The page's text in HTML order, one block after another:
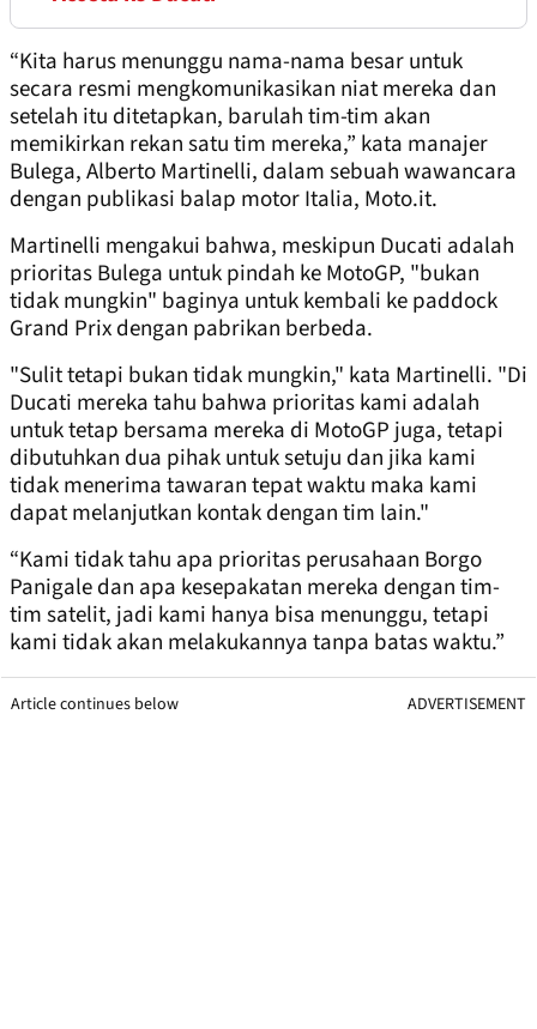
“Kita harus menunggu nama-nama besar untuk
secara resmi mengkomunikasikan niat mereka dan
setelah itu ditetapkan, barulah tim-tim akan
memikirkan rekan satu tim mereka,” kata manajer
Bulega, Alberto Martinelli, dalam sebuah wawancara
dengan publikasi balap motor Italia, Moto.it.
Martinelli mengakui bahwa, meskipun Ducati adalah
prioritas Bulega untuk pindah ke MotoGP, "bukan
tidak mungkin" baginya untuk kembali ke paddock
Grand Prix dengan pabrikan berbeda.
"Sulit tetapi bukan tidak mungkin," kata Martinelli. "Di
Ducati mereka tahu bahwa prioritas kami adalah
untuk tetap bersama mereka di MotoGP juga, tetapi
dibutuhkan dua pihak untuk setuju dan jika kami
tidak menerima tawaran tepat waktu maka kami
dapat melanjutkan kontak dengan tim lain."
“Kami tidak tahu apa prioritas perusahaan Borgo
Panigale dan apa kesepakatan mereka dengan tim-
tim satelit, jadi kami hanya bisa menunggu, tetapi
kami tidak akan melakukannya tanpa batas waktu.”
Article continues below ADVERTISEMENT